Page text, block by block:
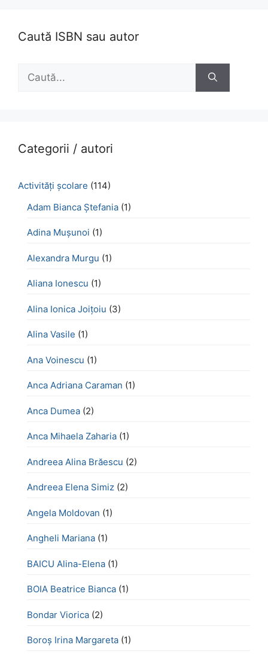
Caută ISBN sau autor
Caută
Categorii / autori
Activităţi şcolare (114)
Adam Bianca Ștefania (1)
Adina Mușunoi (1)
Alexandra Murgu (1)
Aliana Ionescu (1)
Alina Ionica Joițoiu (3)
Alina Vasile (1)
Ana Voinescu (1)
Anca Adriana Caraman (1)
Anca Dumea (2)
Anca Mihaela Zaharia (1)
Andreea Alina Brăescu (2)
Andreea Elena Simiz (2)
Angela Moldovan (1)
Angheli Mariana (1)
BAICU Alina-Elena (1)
BOIA Beatrice Bianca (1)
Bondar Viorica (2)
Boroş Irina Margareta (1)